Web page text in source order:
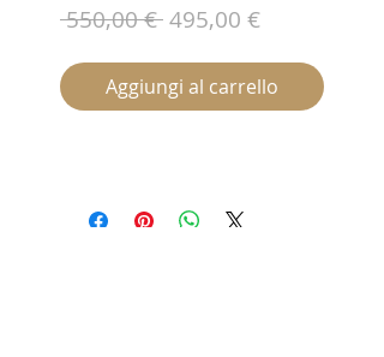
550,00 € Prezzo
495,00 €Prezzo
Aggiungi al carrello